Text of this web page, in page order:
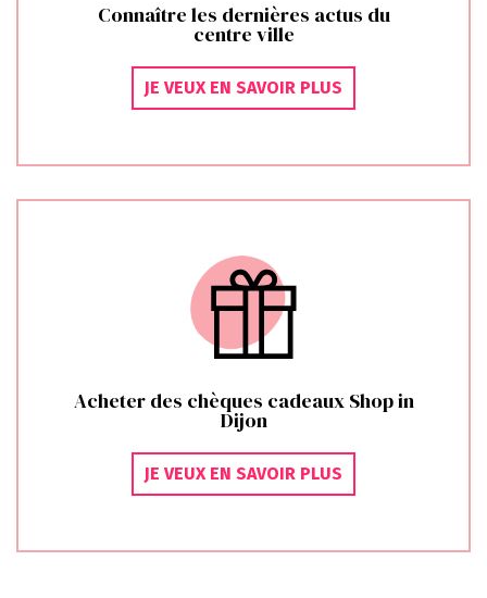
Connaître les dernières actus du
centre ville
JE VEUX EN SAVOIR PLUS
Acheter des chèques cadeaux Shop in
Dijon
JE VEUX EN SAVOIR PLUS